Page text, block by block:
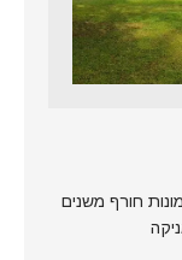
המתקרב ב 02.01.2020 ותמונות חורף משנים